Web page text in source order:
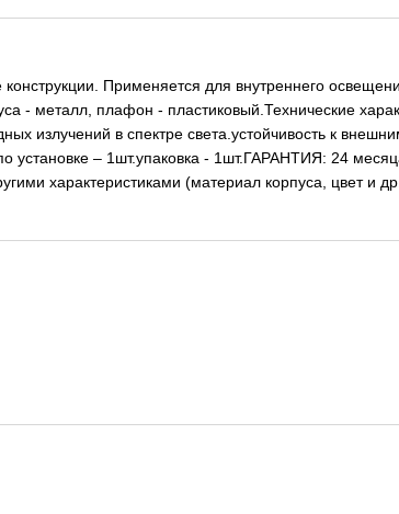
Применяется для внутреннего
- металл, плафон - пластиковый.Технические
излучений в спектре света.устойчивость к
– 1шт.упаковка - 1шт.ГАРАНТИЯ: 24
характеристиками (материал корпуса, цвет и